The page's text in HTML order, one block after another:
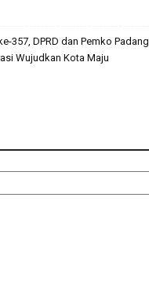
357, DPRD dan Pemko Padang
Wujudkan Kota Maju